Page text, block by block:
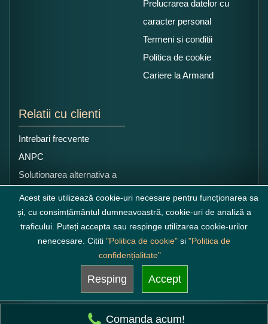
Prelucrarea datelor cu
caracter personal
Termeni si conditii
Politica de cookie
Cariere la Armand
Relatii cu clienti
Intrebari frecvente
ANPC
Solutionarea alternativa a
litigiilor
Acest site utilizează cookie-uri necesare pentru funcționarea sa
și, cu consimțământul dumneavoastră, cookie-uri de analiză a
traficului. Puteți accepta sau respinge utilizarea cookie-urilor
nenecesare. Cititi "Politica de cookie" si "Politica de
confidențialitate"
Resping Accept
Comanda acum!